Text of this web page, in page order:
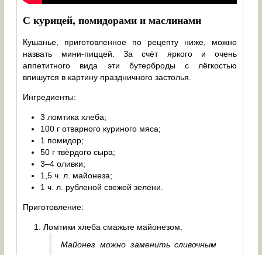
С курицей, помидорами и маслинами
Кушанье, приготовленное по рецепту ниже, можно
назвать мини-пиццей. За счёт яркого и очень
аппетитного вида эти бутерброды с лёгкостью
впишутся в картину праздничного застолья.
Ингредиенты:
3 ломтика хлеба;
100 г отварного куриного мяса;
1 помидор;
50 г твёрдого сыра;
3–4 оливки;
1,5 ч. л. майонеза;
1 ч. л. рубленой свежей зелени.
Приготовление:
Ломтики хлеба смажьте майонезом.
Майонез можно заменить сливочным